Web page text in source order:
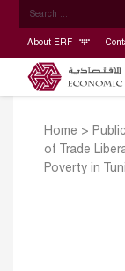
About ERF
Home >
of Trade
Poverty in